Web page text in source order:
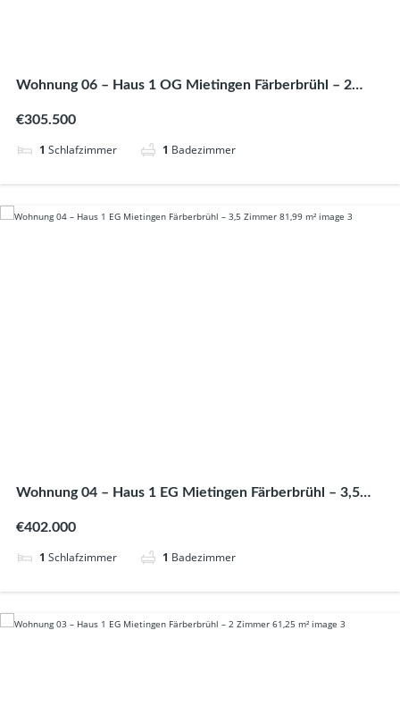
Wohnung 06 – Haus 1 OG Mietingen Färberbrühl – 2
€305.500
1 Schlafzimmer 1 Badezimmer
Wohnung 04 – Haus 1 EG Mietingen Färberbrühl – 3,5
€402.000
1 Schlafzimmer 1 Badezimmer